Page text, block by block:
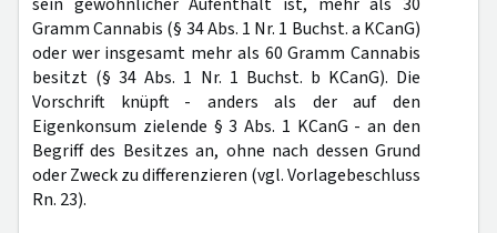
Gramm Cannabis (§ 34 Abs. 1 Nr. 1 Buchst. a KCanG)
oder wer insgesamt mehr als 60 Gramm Cannabis
besitzt (§ 34 Abs. 1 Nr. 1 Buchst. b KCanG). Die
Vorschrift knüpft - anders als der auf den
Eigenkonsum zielende § 3 Abs. 1 KCanG - an den
Begriff des Besitzes an, ohne nach dessen Grund
oder Zweck zu differenzieren (vgl. Vorlagebeschluss
Rn. 23).